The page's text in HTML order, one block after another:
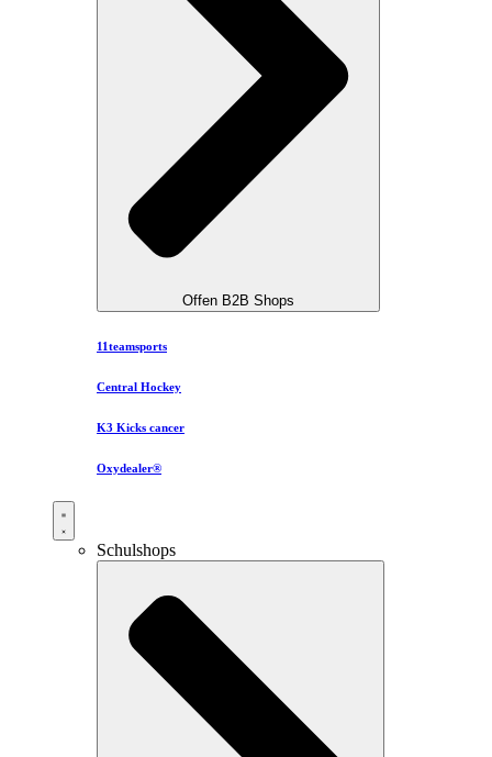
Offen B2B Shops
11teamsports
Central Hockey
K3 Kicks cancer
Oxydealer®
Schulshops